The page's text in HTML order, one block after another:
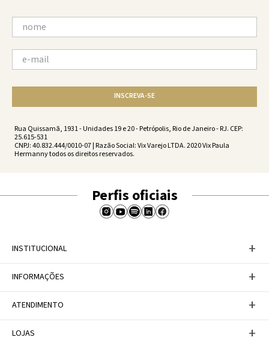
INSCREVA-SE
Rua Quissamã, 1931 - Unidades 19 e 20 - Petrópolis, Rio de Janeiro - RJ. CEP:
25.615-531
CNPJ: 40.832.444/0010-07 | Razão Social: Vix Varejo LTDA. 2020 Vix Paula
Hermanny todos os direitos reservados.
Perfis oficiais
INSTITUCIONAL +
A Marca
Trabalhe conosco
INFORMAÇÕES +
Política de Privacidade
Tabela de Medidas
ATENDIMENTO +
Personal Shopper
LOJAS +